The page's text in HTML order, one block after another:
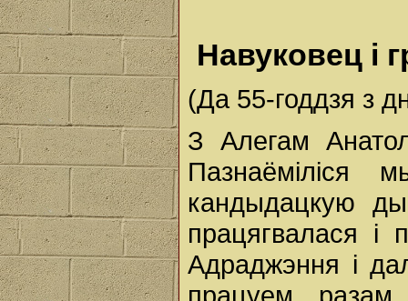
Навуковец і
(Да 55-годдзя з
З Алегам
кандыдацкую
працягвалася і
Адраджэння і